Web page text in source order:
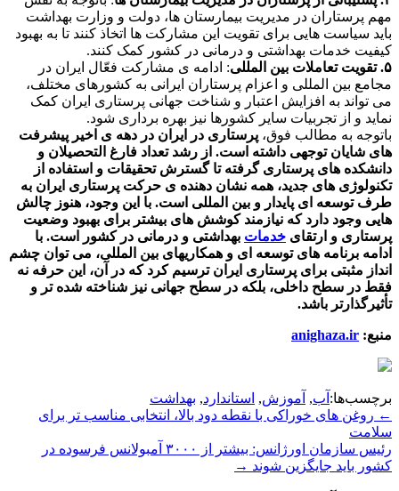
مهم پرستاران در مدیریت بیمارستان ها، دولت و وزارت بهداشت
باید سیاست هایی برای تقویت این مشارکت ها اتخاذ کنند تا به بهبود
کیفیت خدمات بهداشتی و درمانی در کشور کمک کنند.
۵. تقویت تعاملات بین المللی
: ادامه ی مشارکت فعّال ایران در
مجامع بین المللی و اعزام پرستاران ایرانی به کشورهای مختلف،
می تواند به افزایش اعتبار و شناخت جهانی پرستاری ایران کمک
نماید و از تجربیات سایر کشورها نیز بهره برداری شود.
باتوجه به مطالب فوق، پرستاری در ایران در دهه ی اخیر پیشرفت
های شایان توجهی داشته است. از رشد تعداد فارغ التحصیلان و
دانشکده های پرستاری گرفته تا گسترش تحقیقات و استفاده از
تکنولوژی های جدید، همه نشان دهنده ی حرکت پرستاری ایران به
طرف توسعه ای پایدار و بین المللی است. با این وجود، هنوز چالش
هایی وجود دارد که نیازمند کوشش های بیشتر برای بهبود وضعیت
پرستاری و ارتقای خدمات بهداشتی و درمانی در کشور است. با
ادامه برنامه های توسعه ای و همکاریهای بین المللی، می توان چشم
انداز مثبتی برای پرستاری ایران ترسیم کرد که در آن، این حرفه نه
فقط در سطح داخلی، بلکه در سطح جهانی نیز شناخته شده تر و
تأثیرگذارتر باشد.
منبع: anighaza.ir
برچسب‌ها: آب, آموزش, استاندارد, بهداشت
Post
navigation
← روغن های خوراکی با نقطه دود بالا، انتخابی مناسب تر برای
سلامت
رئیس سازمان اورژانس: بیشتر از ۳۰۰۰ آمبولانس فرسوده در
کشور باید جایگزین شوند →